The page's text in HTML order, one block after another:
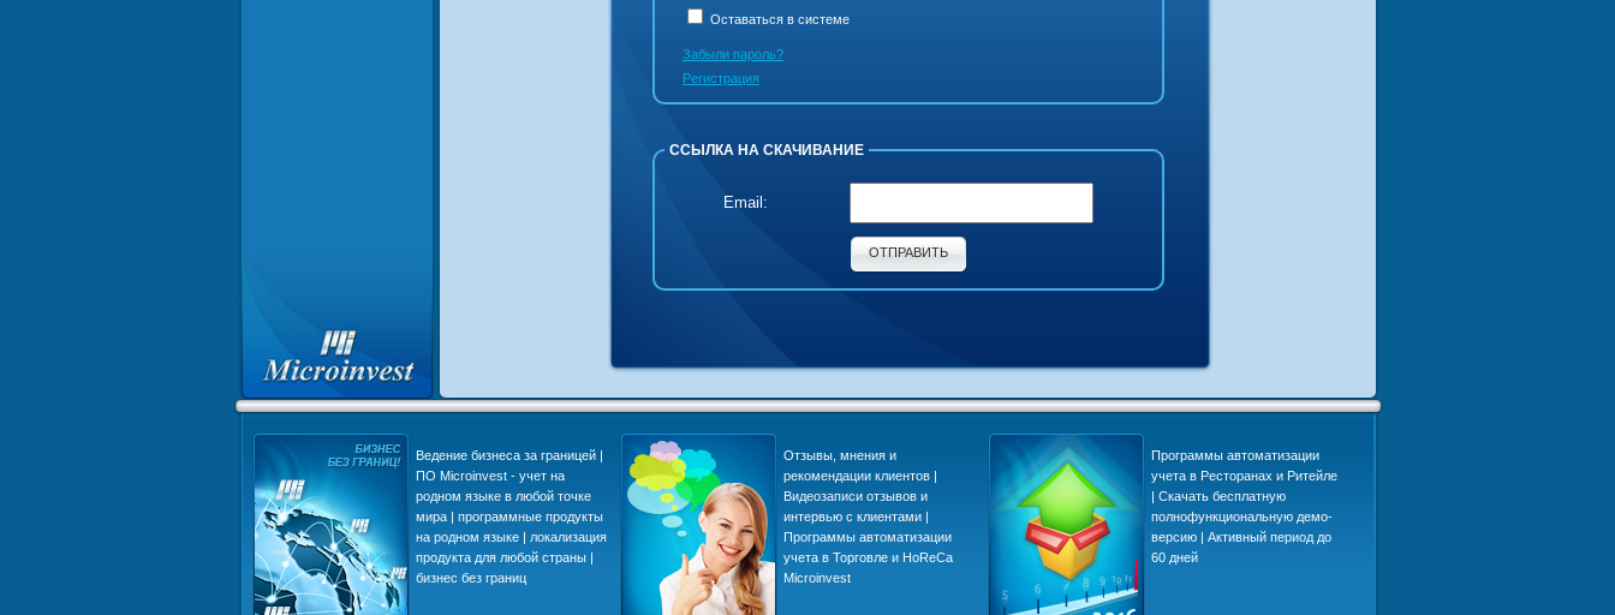
Оставаться в системе
Забыли пароль?
Регистрация
ССЫЛКА НА СКАЧИВАНИЕ
Email:
ОТПРАВИТЬ
Ведение бизнеса за границей |
ПО Microinvest - учет на
родном языке в любой точке
мира | программные продукты
на родном языке | локализация
продукта для любой страны |
бизнес без границ
Отзывы, мнения и
рекомендации клиентов |
Видеозаписи отзывов и
интервью с клиентами |
Программы автоматизации
учета в Торговле и HoReCa
Microinvest
Программы автоматизации
учета в Ресторанах и Ритейле
| Скачать бесплатную
полнофункциональную демо-
версию | Активный период до
60 дней